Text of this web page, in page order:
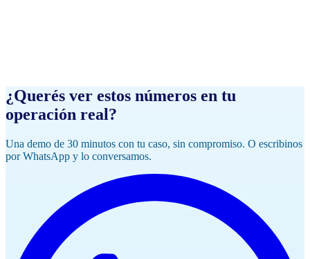
¿Querés ver estos números en tu
operación real?
Una demo de 30 minutos con tu caso, sin compromiso. O escribinos
por WhatsApp y lo conversamos.